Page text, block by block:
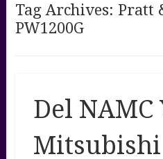
Tag Archives: Pratt
PW1200G
Del NAMC
Mitsubishi